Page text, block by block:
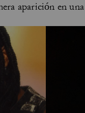
aparición en